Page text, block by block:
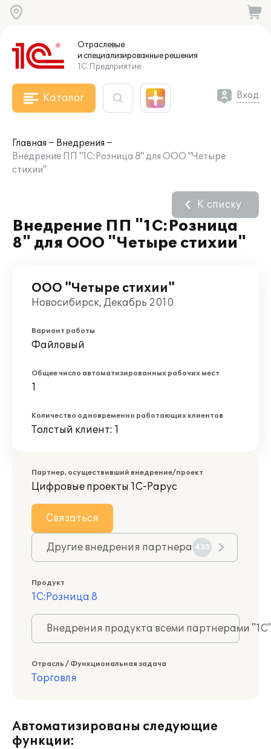
Отраслевые
и специализированныерешения
1С:Предприятие
Каталог Вход
Главная
Внедрения
Внедрение ПП "1C:Розница 8" для ООО "Четыре
стихии"
Внедрение ПП "1C:Розница
8" для ООО "Четыре стихии"
К списку
ООО "Четыре стихии"
Новосибирск, Декабрь 2010
Вариант работы
Файловый
Общее число автоматизированных рабочих мест
1
Количество одновременно работающих клиентов
Толстый клиент: 1
Партнер, осуществивший внедрение/проект
Цифровые проекты 1С-Рарус
Связаться
Другие внедрения партнера 435
Продукт
1С:Розница 8
Внедрения продукта всеми партнерами
Отрасль / Функциональная задача
Торговля
Автоматизированы следующие
функции: